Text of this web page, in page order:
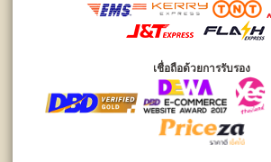
เชื่อถือด้วยการรับรอง